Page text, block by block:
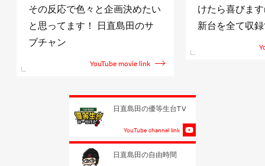
その反応で色々と企画決めたい
と思ってます！ 日直島田のサ
ブチャン
YouTube movie link
けたら喜びま
新台を全て収
日直島田の優等生台TV
YouTube channel link
日直島田の自由時間